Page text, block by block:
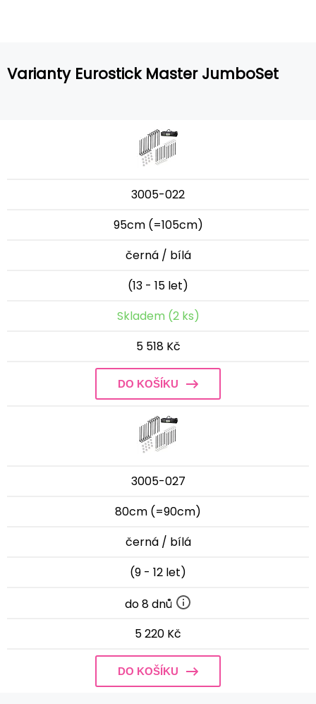
Varianty Eurostick Master JumboSet
3005-022
95cm (=105cm)
černá / bílá
(13 - 15 let)
Skladem (2 ks)
5 518 Kč
DO KOŠÍKU
3005-027
80cm (=90cm)
černá / bílá
(9 - 12 let)
do 8 dnů
5 220 Kč
DO KOŠÍKU